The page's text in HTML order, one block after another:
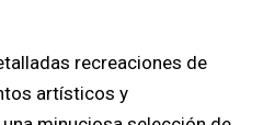
recreaciones de
artísticos y